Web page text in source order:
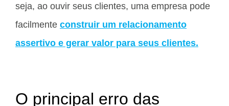
seja, ao ouvir seus clientes, uma empresa pode
facilmente construir um relacionamento
assertivo e gerar valor para seus clientes.
O principal erro das